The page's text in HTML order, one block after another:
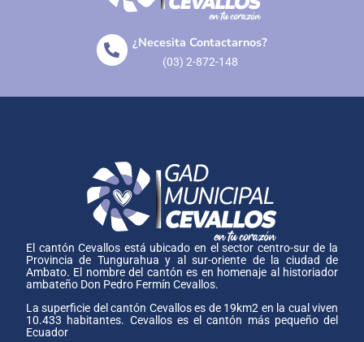
¿Necesita Contactarnos?
(03) 2-872-148
El cantón Cevallos está ubicado en el sector centro-sur de la
Provincia de Tungurahua y al sur-oriente de la ciudad de
Ambato. El nombre del cantón es en homenaje al historiador
ambateño Don Pedro Fermín Cevallos.
La superficie del cantón Cevallos es de 19km2 en la cual viven
10.433 habitantes. Cevallos es el cantón más pequeño del
Ecuador